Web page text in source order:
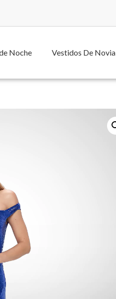
Noche Vestidos De Novia